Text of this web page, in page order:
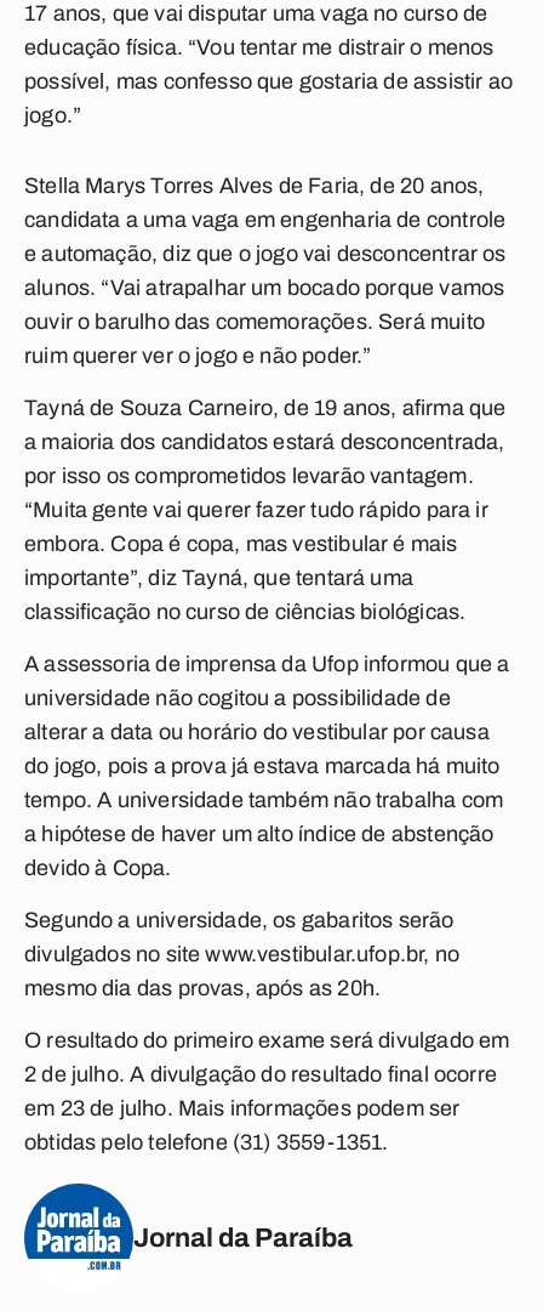
17 anos, que vai disputar uma vaga no curso de
educação física. “Vou tentar me distrair o menos
possível, mas confesso que gostaria de assistir ao
jogo.”
Stella Marys Torres Alves de Faria, de 20 anos,
candidata a uma vaga em engenharia de controle
e automação, diz que o jogo vai desconcentrar os
alunos. “Vai atrapalhar um bocado porque vamos
ouvir o barulho das comemorações. Será muito
ruim querer ver o jogo e não poder.”
Tayná de Souza Carneiro, de 19 anos, afirma que
a maioria dos candidatos estará desconcentrada,
por isso os comprometidos levarão vantagem.
“Muita gente vai querer fazer tudo rápido para ir
embora. Copa é copa, mas vestibular é mais
importante”, diz Tayná, que tentará uma
classificação no curso de ciências biológicas.
A assessoria de imprensa da Ufop informou que a
universidade não cogitou a possibilidade de
alterar a data ou horário do vestibular por causa
do jogo, pois a prova já estava marcada há muito
tempo. A universidade também não trabalha com
a hipótese de haver um alto índice de abstenção
devido à Copa.
Segundo a universidade, os gabaritos serão
divulgados no site www.vestibular.ufop.br, no
mesmo dia das provas, após as 20h.
O resultado do primeiro exame será divulgado em
2 de julho. A divulgação do resultado final ocorre
em 23 de julho. Mais informações podem ser
obtidas pelo telefone (31) 3559-1351.
Jornal da Paraíba